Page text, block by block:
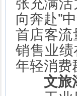
向奔赴”
首店客
销售业
年轻消费
文旅